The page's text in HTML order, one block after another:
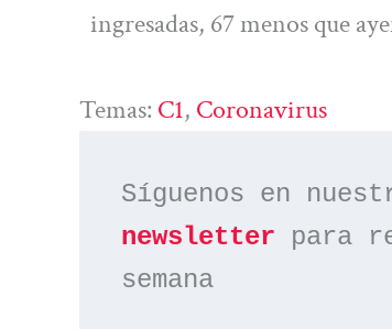
ingresadas, 67 menos que
Temas: C1, Coronavirus
Síguenos en
newsletter para
semana